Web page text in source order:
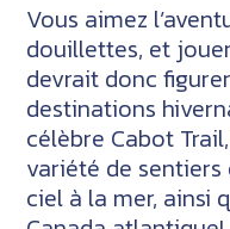
Vous aimez
douillettes, et
devrait donc
destinations
célèbre Cabot
variété de sentiers
ciel à la mer, ainsi